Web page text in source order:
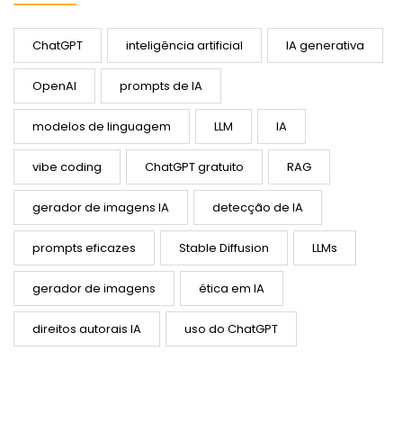
ChatGPT inteligência artificial IA generativa
OpenAI prompts de IA
modelos de linguagem LLM IA
vibe coding ChatGPT gratuito RAG
gerador de imagens IA detecção de IA
prompts eficazes Stable Diffusion LLMs
gerador de imagens ética em IA
direitos autorais IA uso do ChatGPT